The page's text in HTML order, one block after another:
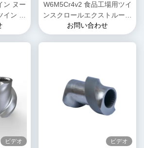
ン ヌー
イン ス
ダー
W6M5Cr4v2 食品工場用ツイ
ンスクロールエクストルーダ
ー混合スクロール要素
お問い合わせ
ビデオ ビデオ